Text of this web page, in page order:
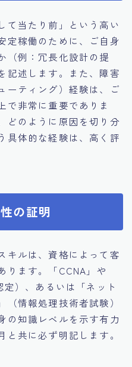
て当たり前」という高い
定稼働のために、ご自身
（例：冗長化設計の提
記述します。また、障害
ーティング）経験は、ご
で非常に重要でありま
どのように原因を切り分
具体的な経験は、高く評
の証明
キルは、資格によって客
ります。「CCNA」や
定）、あるいは「ネット
（情報処理技術者試験）
の知識レベルを示す有力
共に必ず明記します。